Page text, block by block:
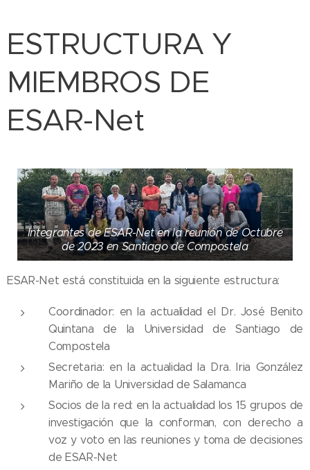
ESTRUCTURA Y
MIEMBROS DE
ESAR-Net
Integrantes de ESAR-Net en la reunión de Octubre
de 2023 en Santiago de Compostela
ESAR-Net está constituida en la siguiente estructura:
Coordinador: en la actualidad el Dr. José Benito
Quintana de la Universidad de Santiago de
Compostela
Secretaria: en la actualidad la Dra. Iria González
Mariño de la Universidad de Salamanca
Socios de la red: en la actualidad los 15 grupos de
investigación que la conforman, con derecho a
voz y voto en las reuniones y toma de decisiones
de ESAR-Net